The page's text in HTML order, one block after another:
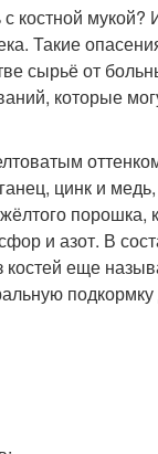
костной мукой?
Такие
сырьё от
которые
цинк и
порошка,
и азот. В
костей еще
подкормку